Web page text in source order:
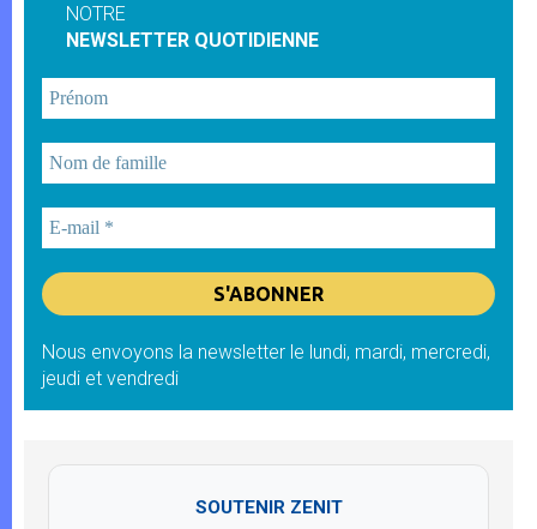
NOTRE
NEWSLETTER QUOTIDIENNE
Nous envoyons la newsletter le lundi, mardi, mercredi,
jeudi et vendredi
SOUTENIR ZENIT